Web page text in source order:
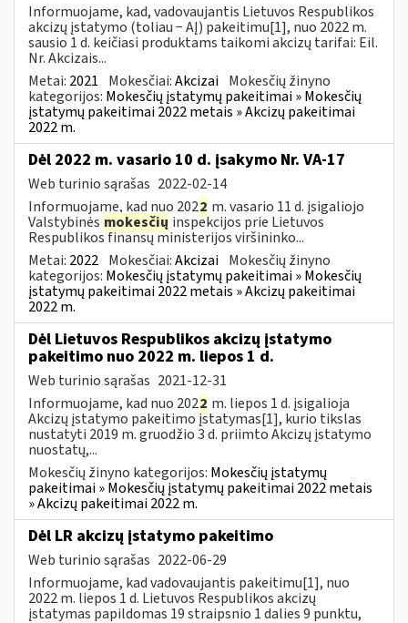
Informuojame, kad, vadovaujantis Lietuvos Respublikos
akcizų įstatymo (toliau − AĮ) pakeitimu[1], nuo 2022 m.
sausio 1 d. keičiasi produktams taikomi akcizų tarifai: Eil.
Nr. Akcizais...
Metai: 2021 Mokesčiai:Akcizai Mokesčių žinyno
kategorijos: Mokesčių įstatymų pakeitimai » Mokesčių
įstatymų pakeitimai 2022 metais » Akcizų pakeitimai
2022 m.
Dėl 2022 m. vasario 10 d. įsakymo Nr. VA-17
Web turinio sąrašas 2022-02-14
Informuojame, kad nuo 2022 m. vasario 11 d. įsigaliojo
Valstybinės mokesčių inspekcijos prie Lietuvos
Respublikos finansų ministerijos viršininko...
Metai: 2022 Mokesčiai:Akcizai Mokesčių žinyno
kategorijos: Mokesčių įstatymų pakeitimai » Mokesčių
įstatymų pakeitimai 2022 metais » Akcizų pakeitimai
2022 m.
Dėl Lietuvos Respublikos akcizų įstatymo
pakeitimo nuo 2022 m. liepos 1 d.
Web turinio sąrašas 2021-12-31
Informuojame, kad nuo 2022 m. liepos 1 d. įsigalioja
Akcizų įstatymo pakeitimo įstatymas[1], kurio tikslas
nustatyti 2019 m. gruodžio 3 d. priimto Akcizų įstatymo
nuostatų,...
Mokesčių žinyno kategorijos: Mokesčių įstatymų
pakeitimai » Mokesčių įstatymų pakeitimai 2022 metais
» Akcizų pakeitimai 2022 m.
Dėl LR akcizų įstatymo pakeitimo
Web turinio sąrašas 2022-06-29
Informuojame, kad vadovaujantis pakeitimu[1], nuo
2022 m. liepos 1 d. Lietuvos Respublikos akcizų
įstatymas papildomas 19 straipsnio 1 dalies 9 punktu,